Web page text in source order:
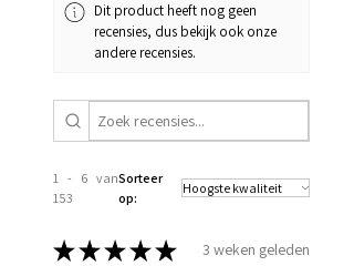
Dit product heeft nog geen
recensies, dus bekijk ook onze
andere recensies.
1 - 6 van
153
Sorteer
op:
★★★★★ 3 weken geleden